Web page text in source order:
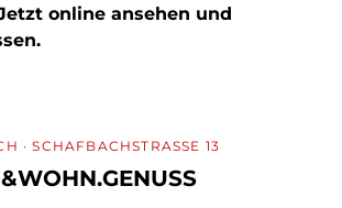
online ansehen und
· SCHAFBACHSTRASSE 13